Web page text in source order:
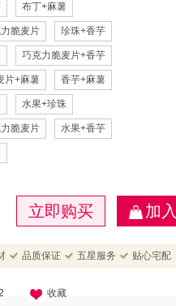
布丁+麻薯
脆麦片 珍珠+香芋
巧克力脆麦片+香芋
片+麻薯 香芋+麻薯
水果+珍珠
脆麦片 水果+香芋
立即购买 加
品质保证 五星服务 贴心宅配
收藏